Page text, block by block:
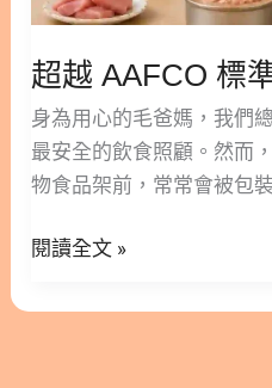
感：哪種型態最適合你的
最佳選擇：貓肉泥主食罐
生活 8. 貓主食罐7大評估
主食罐一天吃多少比較合
吃貓主食罐嗎？ Q3：幼
嗎？ Q4：什麼情況下需要
粉絲團，用營養蘊育健康
身為用心的毛爸媽，我們
最安全的飲食照顧。然而
物食品架前，常常會被包
了解寵物食品界最具指標
您就能更輕鬆地為愛寵挑
FEDIAF、
規
範
與
主
罐
選
閱讀全文 »